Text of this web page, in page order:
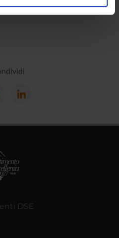
Condividiamo inoltre
DSE